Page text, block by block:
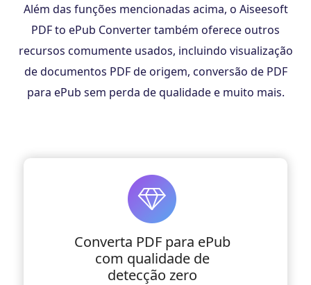
Além das funções mencionadas acima, o Aiseesoft
PDF to ePub Converter também oferece outros
recursos comumente usados, incluindo visualização
de documentos PDF de origem, conversão de PDF
para ePub sem perda de qualidade e muito mais.
Converta PDF para ePub
com qualidade de
detecção zero